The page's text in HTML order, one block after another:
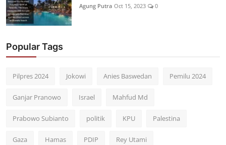
Agung Putra Oct 15, 2023 0
Popular Tags
Pilpres 2024 Jokowi Anies Baswedan Pemilu 2024
Ganjar Pranowo Israel Mahfud Md
Prabowo Subianto politik KPU Palestina
Gaza Hamas PDIP Rey Utami